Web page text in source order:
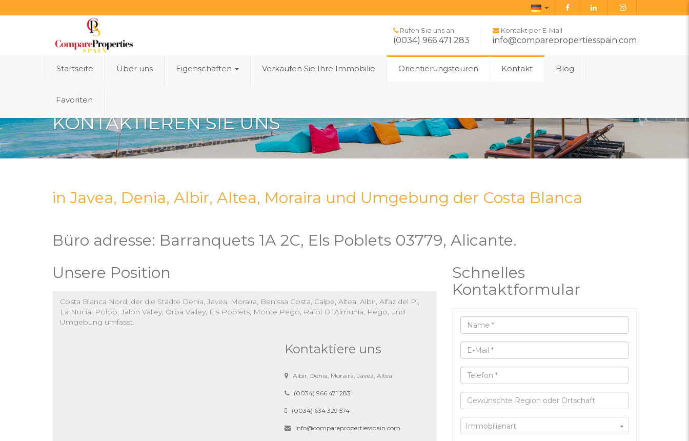
Deutsch
Rufen Sie uns an
(0034) 966 471 283
Kontakt per E-Mail
info@comparepropertiesspain.com
Startseite Über uns Eigenschaften Verkaufen Sie Ihre Immobilie Orientierungstouren Kontakt Blog
Favoriten
KONTAKTIEREN SIE UNS
in Javea, Denia, Albir, Altea, Moraira und Umgebung der Costa Blanca
Büro adresse: Barranquets 1A 2C, Els Poblets 03779, Alicante.
Unsere Position
Costa Blanca Nord, der die Städte Denia, Javea, Moraira, Benissa Costa, Calpe, Altea, Albir, Alfaz del Pi,
La Nucia, Polop, Jalon Valley, Orba Valley, Els Poblets, Monte Pego, Rafol D´Almunia, Pego, und
Umgebung umfasst.
Kontaktiere uns
Albir, Denia, Moraira, Javea, Altea
(0034) 966 471 283
(0034) 634 329 574
info@comparepropertiesspain.com
Schnelles
Kontaktformular
Immobilienart